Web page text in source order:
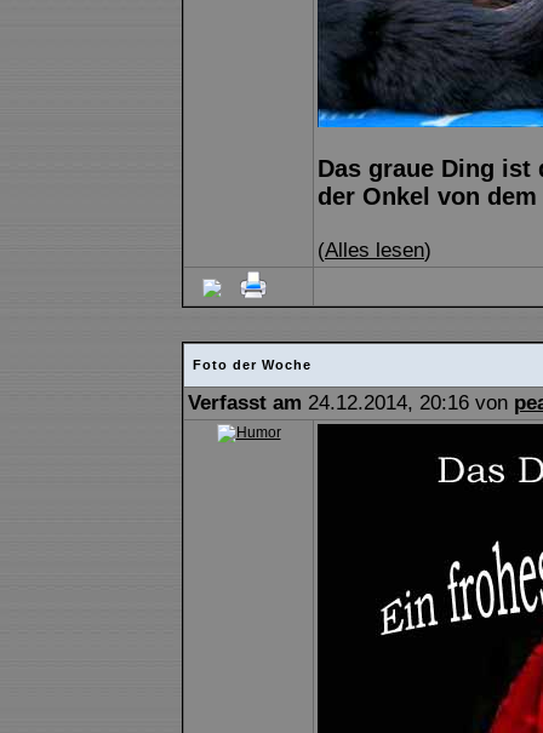
Das graue Ding ist
der Onkel von
(Alles lesen)
Foto der Woche
Verfasst am 24.12.2014, 20:16 von